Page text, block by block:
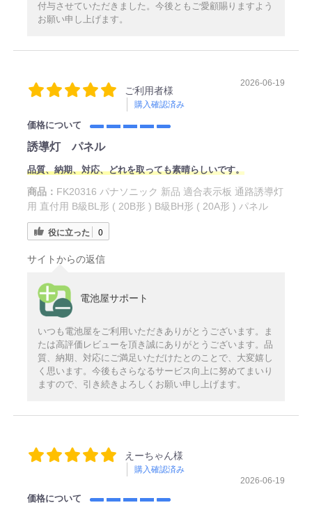
付与させていただきました。今後ともご愛顧賜りますよう
お願い申し上げます。
ご利用者様
購入確認済み
2026-06-19
価格について
誘導灯 パネル
品質、納期、対応、どれを取っても素晴らしいです。
商品： FK20316 パナソニック 新品 適合表示板 通路誘導灯
用 直付用 B級BL形 ( 20B形 ) B級BH形 ( 20A形 ) パネル
役に立った 0
サイトからの返信
電池屋サポート
いつも電池屋をご利用いただきありがとうございます。ま
たは高評価レビューを頂き誠にありがとうございます。品
質、納期、対応にご満足いただけたとのことで、大変嬉し
く思います。今後もさらなるサービス向上に努めてまいり
ますので、引き続きよろしくお願い申し上げます。
えーちゃん様
購入確認済み
2026-06-19
価格について